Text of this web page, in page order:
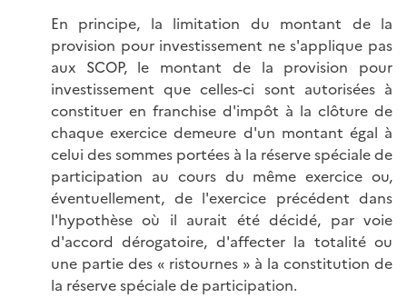
En principe, la limitation du montant de la
provision pour investissement ne s'applique pas
aux SCOP, le montant de la provision pour
investissement que celles-ci sont autorisées à
constituer en franchise d'impôt à la clôture de
chaque exercice demeure d'un montant égal à
celui des sommes portées à la réserve spéciale de
participation au cours du même exercice ou,
éventuellement, de l'exercice précédent dans
l'hypothèse où il aurait été décidé, par voie
d'accord dérogatoire, d'affecter la totalité ou
une partie des « ristournes » à la constitution de
la réserve spéciale de participation.